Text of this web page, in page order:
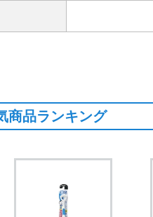
商品ランキング